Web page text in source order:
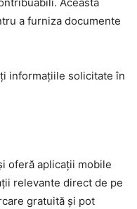
a furniza documente
informațiile solicitate în
oferă aplicații mobile
relevante direct de pe
gratuită și pot